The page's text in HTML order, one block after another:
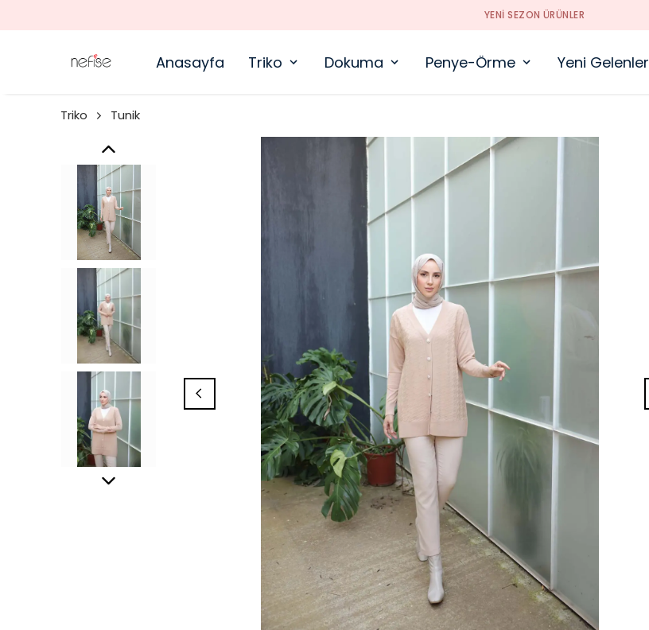
YENI SEZON ÜRÜNLER
Anasayfa Triko Dokuma Penye-Örme Yeni Gelenler
Triko Tunik